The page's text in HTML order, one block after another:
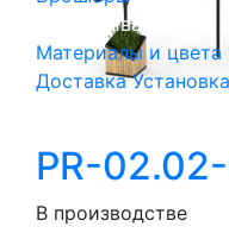
Обслуживание
Материалы и цвета
Доставка Установка
PR-
В производстве